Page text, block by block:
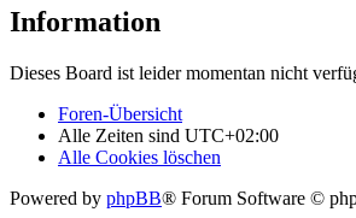
Information
Dieses Board ist leider momentan nicht
Foren-Übersicht
Alle Zeiten sind UTC+02:00
Alle Cookies löschen
Powered by phpBB® Forum Software ©